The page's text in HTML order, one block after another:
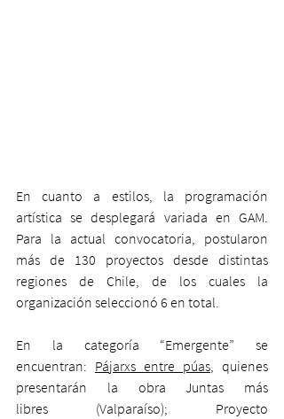
En cuanto a estilos, la programación
artística se desplegará variada en GAM.
Para la actual convocatoria, postularon
más de 130 proyectos desde distintas
regiones de Chile, de los cuales la
organización seleccionó 6 en total.
En la categoría “Emergente” se
encuentran: Pájarxs entre púas , quienes
presentarán la obra Juntas más
libres (Valparaíso); Proyecto